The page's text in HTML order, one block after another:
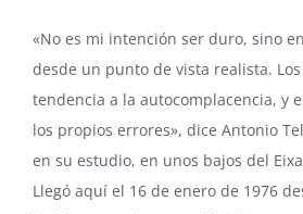
«No es mi intención ser duro, sino
desde un punto de vista realista.
tendencia a la autocomplacencia, y
los propios errores», dice Antonio
en su estudio, en unos bajos del
Llegó aquí el 16 de enero de 1976